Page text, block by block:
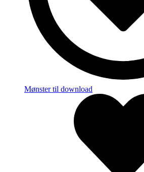
Mønster til download